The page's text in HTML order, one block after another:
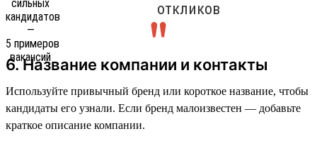
откликов
6. Название компании и контакты
Используйте привычный бренд или короткое название, чтобы
кандидаты его узнали. Если бренд малоизвестен — добавьте
краткое описание компании.